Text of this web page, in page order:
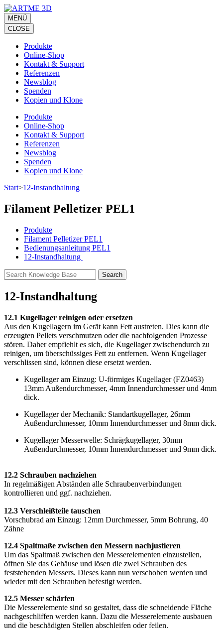
Zum
Inhalt
springen
(Eingabetaste
drücken)
MENÜ
CLOSE
Produkte
Online-Shop
Kontakt & Support
Referenzen
Newsblog
Spenden
Kopien und Klone
Produkte
Online-Shop
Kontakt & Support
Referenzen
Newsblog
Spenden
Kopien und Klone
Start>12-Instandhaltung
Filament Pelletizer PEL1
Produkte
Filament Pelletizer PEL1
Bedienungsanleitung PEL1
12-Instandhaltung
12-Instandhaltung
12.1 Kugellager reinigen oder ersetzen
Aus den Kugellagern im Gerät kann Fett austreten. Dies kann die
erzeugten Pellets verschmutzen oder die nachfolgenden Prozesse
stören. Daher empfiehlt es sich, die Kugellager zwischendurch zu
reinigen, um überschüssiges Fett zu entfernen. Wenn Kugellager
verschlissen sind, können diese ersetzt werden.
Kugellager am Einzug: U-förmiges Kugellager (FZ0463)
13mm Außendurchmesser, 4mm Innendurchmesser und 4mm
dick.
Kugellager der Mechanik: Standartkugellager, 26mm
Außendurchmesser, 10mm Innendurchmesser und 8mm dick.
Kugellager Messerwelle: Schrägkugellager, 30mm
Außendurchmesser, 10mm Innendurchmesser und 9mm dick.
12.2 Schrauben nachziehen
In regelmäßigen Abständen alle Schraubenverbindungen
kontrollieren und ggf. nachziehen.
12.3 Verschleißteile tauschen
Vorschubrad am Einzug: 12mm Durchmesser, 5mm Bohrung, 40
Zähne
12.4 Spaltmaße zwischen den Messern nachjustieren
Um das Spaltmaß zwischen den Messerelementen einzustellen,
öffnen Sie das Gehäuse und lösen die zwei Schrauben des
feststehenden Messers. Dieses kann nun verschoben werden und
wieder mit den Schrauben befestigt werden.
12.5 Messer schärfen
Die Messerelemente sind so gestaltet, dass die schneidende Fläche
nachgeschliffen werden kann. Dazu die Messerelemente ausbauen
und die beschädigten Stellen abschleifen oder feilen.